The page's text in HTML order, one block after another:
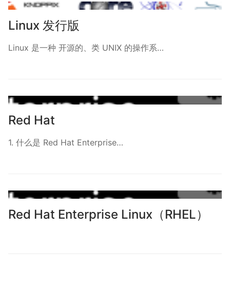
Linux 发行版
Linux 是一种 开源的、类 UNIX 的操作系…
Red Hat
1. 什么是 Red Hat Enterprise…
Red Hat Enterprise Linux（RHEL）